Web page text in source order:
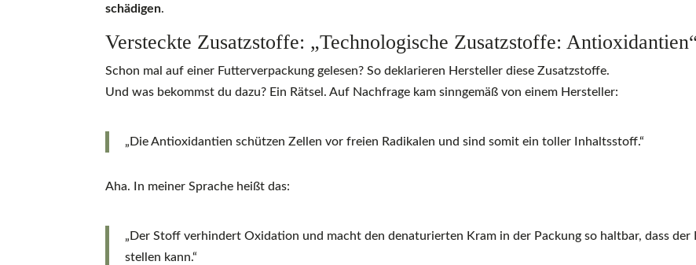
schädigen.
Versteckte Zusatzstoffe: „Technologische Zusatzstoffe:
Schon mal auf einer Futterverpackung gelesen? So deklarieren Hersteller diese Zusatzstoffe.
Und was bekommst du dazu? Ein Rätsel. Auf Nachfrage kam sinngemäß von einem Hersteller:
„Die Antioxidantien schützen Zellen vor freien Radikalen und sind somit ein toller Inhaltsstoff.“
Aha. In meiner Sprache heißt das:
„Der Stoff verhindert Oxidation und macht den denaturierten Kram in der Packung so haltbar, dass der
stellen kann.“